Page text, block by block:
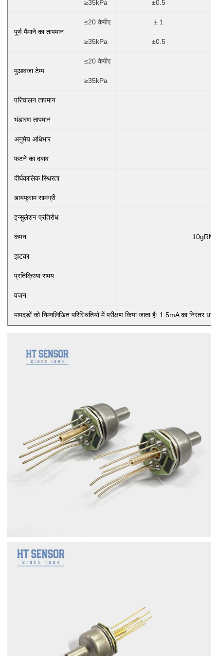
≥35kPa ±0.5
पूर्ण पैमाने का तापमान
≤20 केपीए ± 1
≥35kPa ±0.5
मुआवजा टेम्प.
≤20 केपीए
≥35kPa
परिचालन तापमान
भंडारण तापमान
अनुमेय अधिभार
फटने का दबाव
दीर्घकालिक स्थिरता
डायफ्राम सामग्री
इन्सुलेशन प्रतिरोध
कंपन
झटका
प्रतिक्रिया समय
वजन
मापदंडों को निम्नलिखित परिस्थितियों में परीक्षण किया जाता हैः 1.5mA का निरंतर